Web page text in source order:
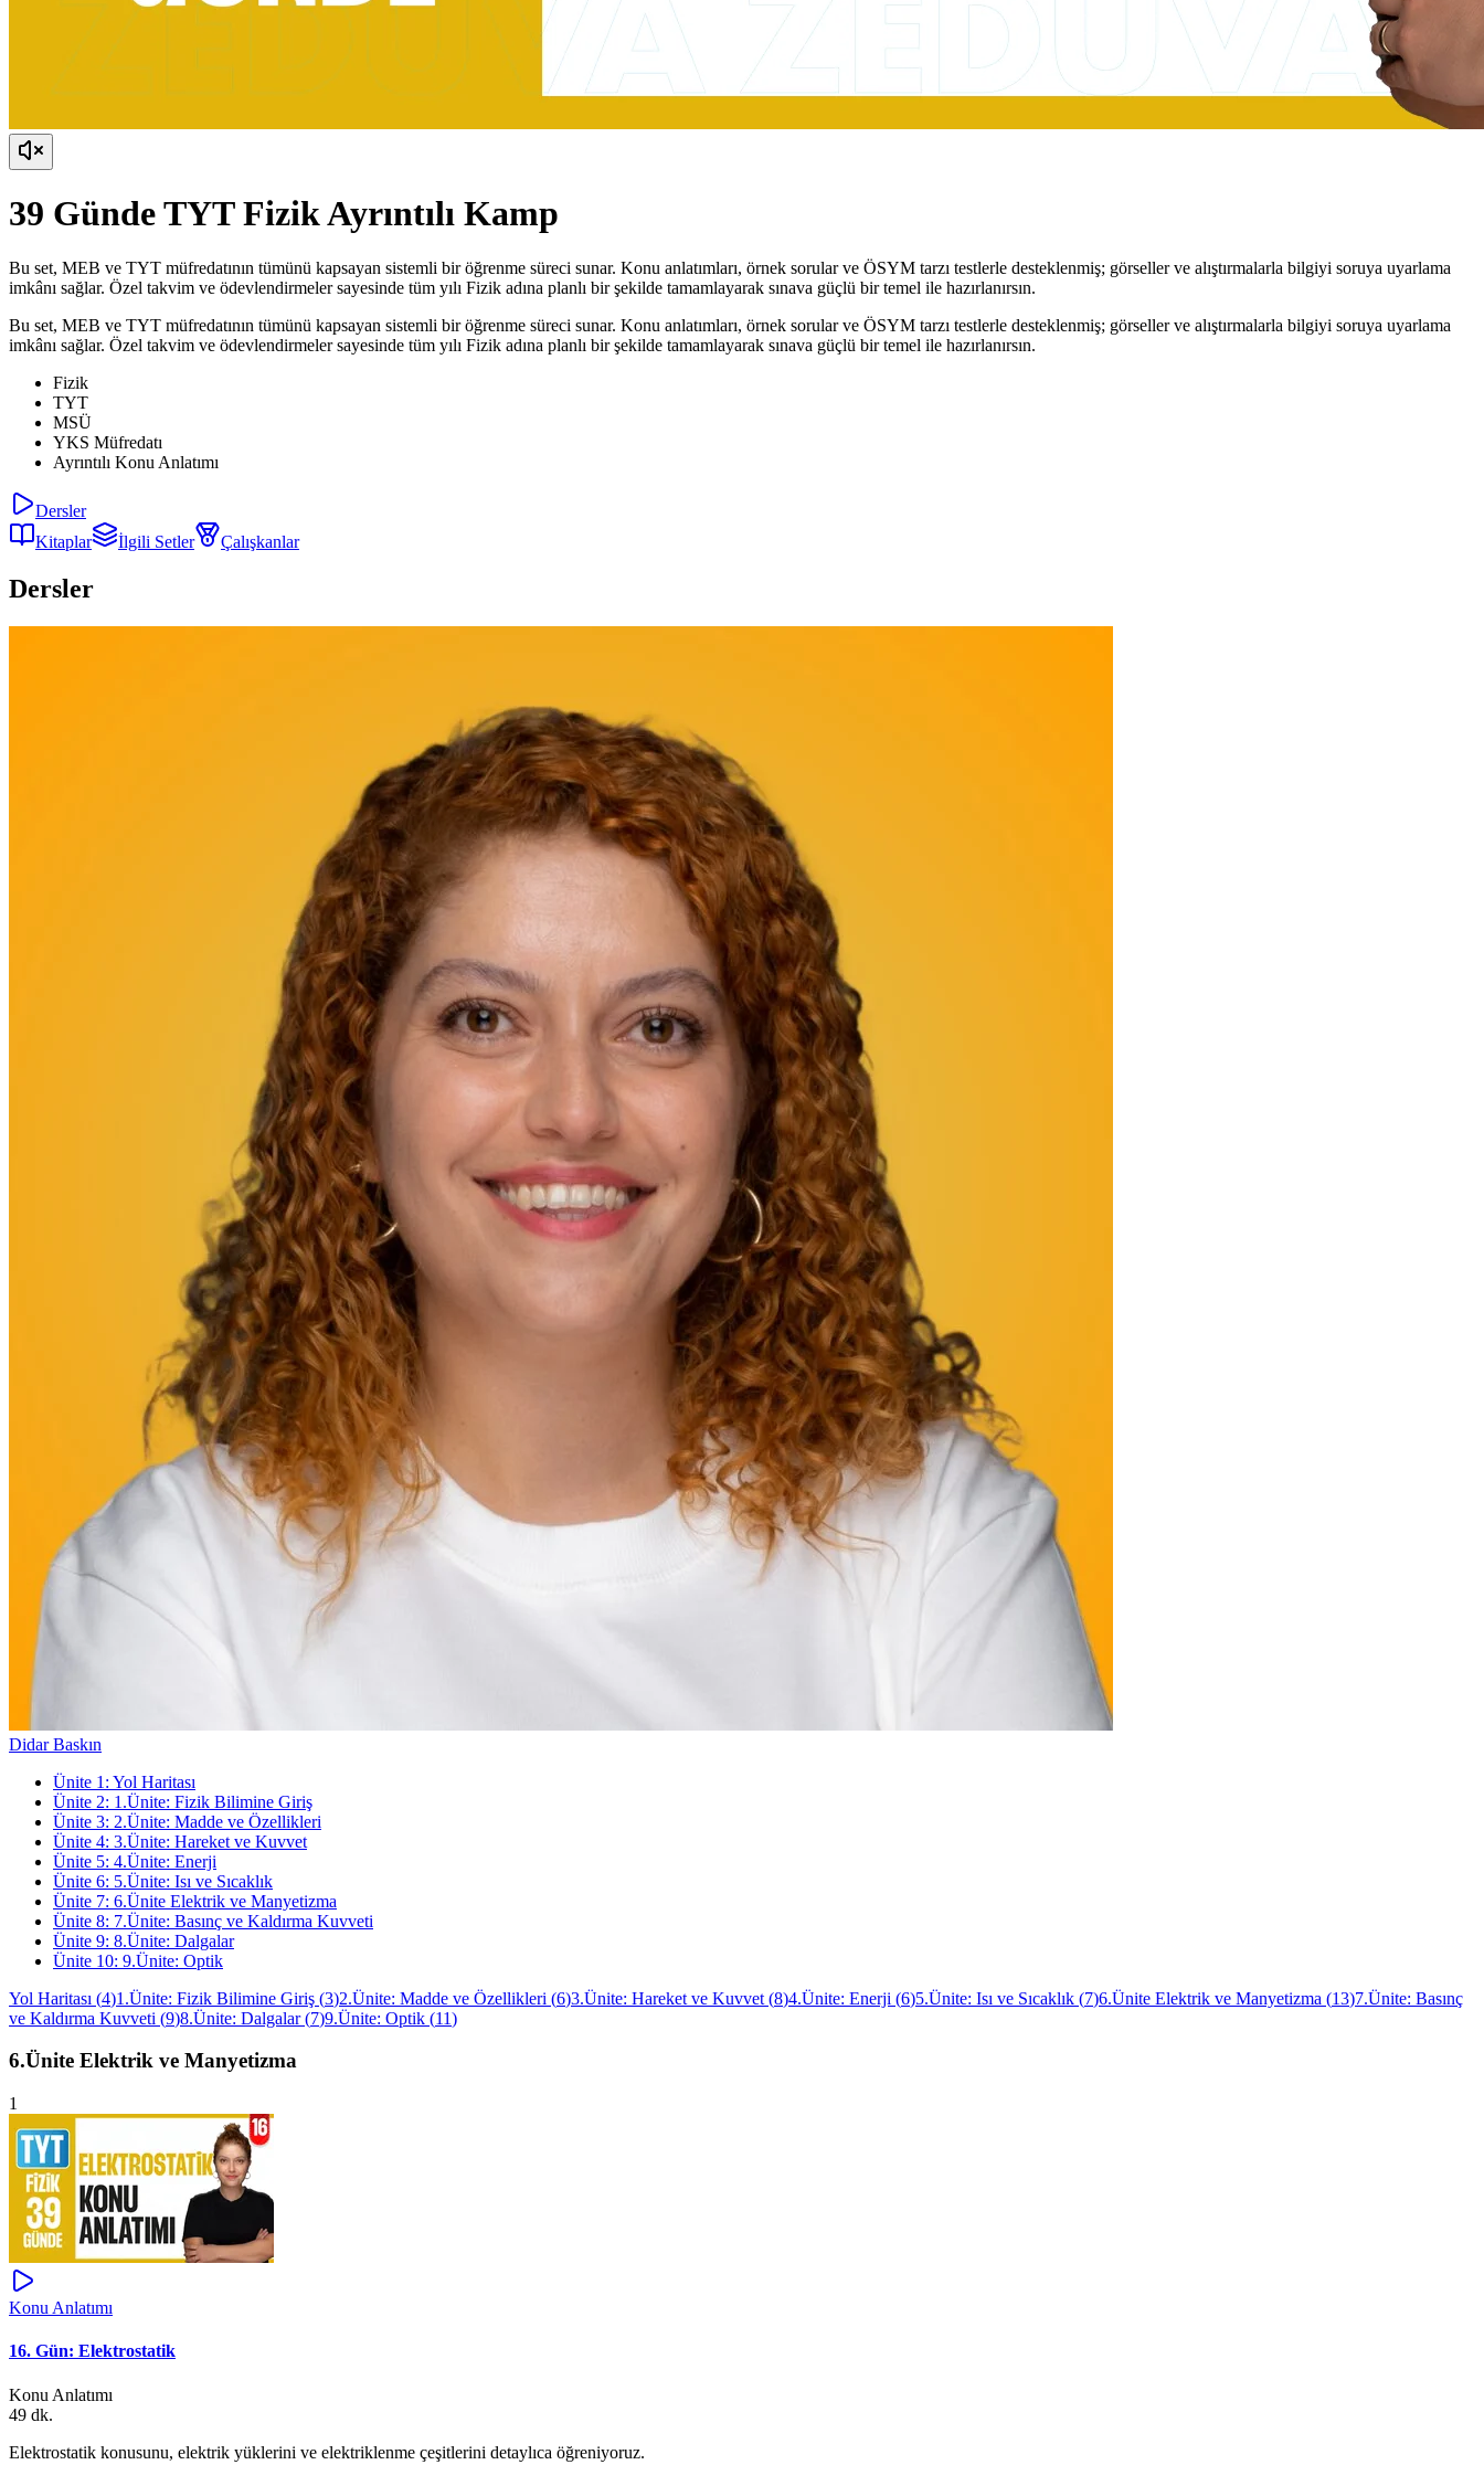
39 Günde TYT Fizik Ayrıntılı Kamp
Bu set, MEB ve TYT müfredatının tümünü kapsayan sistemli bir öğrenme süreci sunar. Konu anlatımları, örnek sorular ve ÖSYM tarzı testlerle desteklenmiş; görseller ve alıştırmalarla bilgiyi soruya uyarlama
imkânı sağlar. Özel takvim ve ödevlendirmeler sayesinde tüm yılı Fizik adına planlı bir şekilde tamamlayarak sınava güçlü bir temel ile hazırlanırsın.
Bu set, MEB ve TYT müfredatının tümünü kapsayan sistemli bir öğrenme süreci sunar. Konu anlatımları, örnek sorular ve ÖSYM tarzı testlerle desteklenmiş; görseller ve alıştırmalarla bilgiyi soruya uyarlama
imkânı sağlar. Özel takvim ve ödevlendirmeler sayesinde tüm yılı Fizik adına planlı bir şekilde tamamlayarak sınava güçlü bir temel ile hazırlanırsın.
Fizik
TYT
MSÜ
YKS Müfredatı
Ayrıntılı Konu Anlatımı
Dersler
Kitaplar
İlgili Setler Çalışkanlar
Dersler
Didar Baskın
Ünite 1 : Yol Haritası
Ünite 2: 1.Ünite: Fizik Bilimine Giriş
Ünite 3: 2.Ünite: Madde ve Özellikleri
Ünite 4: 3.Ünite: Hareket ve Kuvvet
Ünite 5: 4.Ünite: Enerji
Ünite 6: 5.Ünite: Isı ve Sıcaklık
Ünite 7: 6.Ünite Elektrik ve Manyetizma
Ünite 8: 7.Ünite: Basınç ve Kaldırma Kuvveti
Ünite 9: 8.Ünite: Dalgalar
Ünite 10: 9.Ünite: Optik
Yol Haritası (4)1.Ünite: Fizik Bilimine Giriş (3)2.Ünite: Madde ve Özellikleri (6)3.Ünite: Hareket ve Kuvvet (8)4.Ünite: Enerji (6)5.Ünite: Isı ve Sıcaklık (7)6.Ünite Elektrik ve Manyetizma (13)7.Ünite: Basınç
ve Kaldırma Kuvveti (9)8.Ünite: Dalgalar(7)9.Ünite: Optik (11)
6.Ünite Elektrik ve Manyetizma
1
Konu Anlatımı
16. Gün: Elektrostatik
Konu Anlatımı
49 dk.
Elektrostatik konusunu, elektrik yüklerini ve elektriklenme çeşitlerini detaylıca öğreniyoruz.